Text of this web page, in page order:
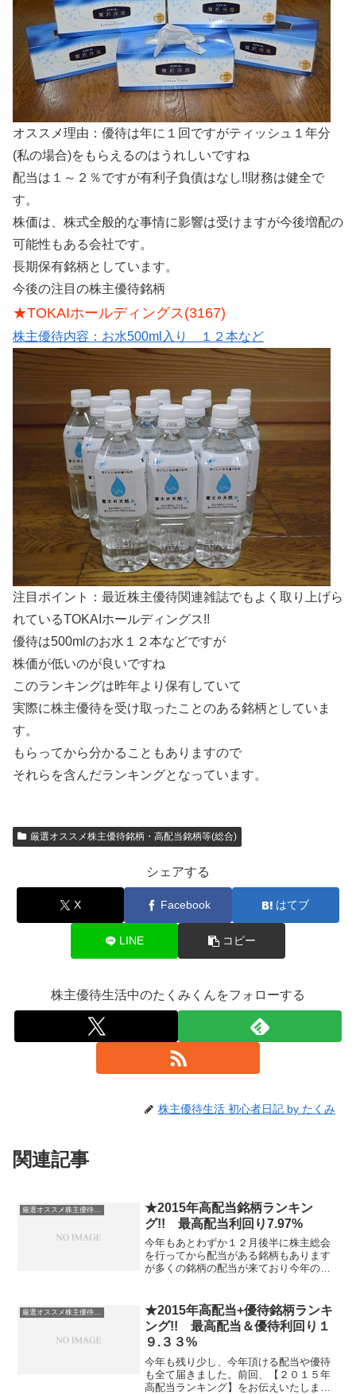
オススメ理由：優待は年に１回ですがティッシュ１年分
(私の場合)をもらえるのはうれしいですね
配当は１～２％ですが有利子負債はなし!!財務は健全で
す。
株価は、株式全般的な事情に影響は受けますが今後増配の
可能性もある会社です。
長期保有銘柄としています。
今後の注目の株主優待銘柄
★TOKAIホールディングス(3167)
株主優待内容：お水500ml入り １２本など
注目ポイント：最近株主優待関連雑誌でもよく取り上げら
れているTOKAIホールディングス!!
優待は500mlのお水１２本などですが
株価が低いのが良いですね
このランキングは昨年より保有していて
実際に株主優待を受け取ったことのある銘柄としていま
す。
もらってから分かることもありますので
それらを含んだランキングとなっています。
厳選オススメ株主優待銘柄・高配当銘柄等(総合)
シェアする
X Facebook はてブ
LINE コピー
株主優待生活中のたくみくんをフォローする
株主優待生活 初心者日記 by たくみ
関連記事
厳選オススメ株主優待銘柄・高配当銘柄等(総合)
★2015年高配当銘柄ランキン
グ!! 最高配当利回り7.97%
今年もあとわずか１２月後半に株主総会
を行ってから配当がある銘柄もあります
が多くの銘柄の配当が来ており今年の配
グを発表いたします。一般的に公表され
ている配当利回りの計...
厳選オススメ株主優待銘柄・高配当銘柄等(総合)
★2015年高配当+優待銘柄ランキ
ング!! 最高配当＆優待利回り１
９.３３%
今年も残り少し、今年頂ける配当や優待
も全て届きました。前回、【２０１５年
高配当ランキング】をお伝えいたしまし